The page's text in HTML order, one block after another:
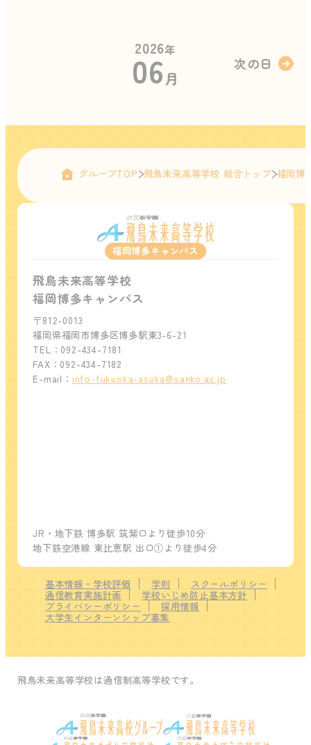
2026年
06月
次の日
グループTOP 飛鳥未来高等学校 総合トップ 福岡博
福岡博多キャンパス
飛鳥未来高等学校
福岡博多キャンパス
〒812-0013
福岡県福岡市博多区博多駅東3-6-21
TEL：092-434-7181
FAX：092-434-7182
E-mail： info-fukuoka-asuka@sanko.ac.jp
JR・地下鉄 博多駅 筑紫口より徒歩10分
地下鉄空港線 東比恵駅 出口①より徒歩4分
基本情報・学校評価 学則
スクールポリシー
通信教育実施計画
学校いじめ防止基本方針
プライバシーポリシー
採用情報
大学生インターンシップ募集
飛鳥未来高等学校は通信制高等学校です。